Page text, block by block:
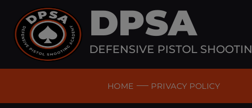
DPSA
DEFENSIVE PISTOL
HOME PRIVACY POLICY